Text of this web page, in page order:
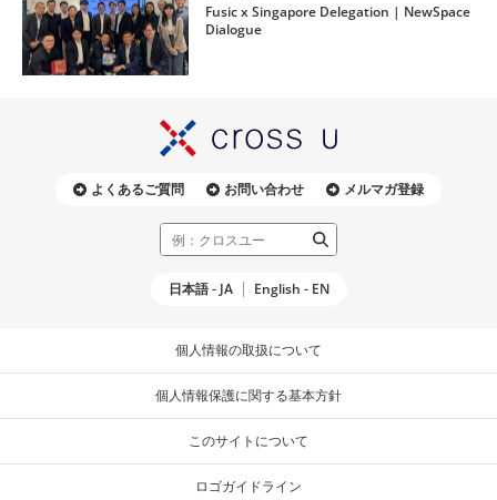
Fusic x Singapore Delegation | NewSpace
Dialogue
よくあるご質問 お問い合わせ メルマガ登録
日本語 - JA English - EN
個人情報の取扱について
個人情報保護に関する基本方針
このサイトについて
ロゴガイドライン